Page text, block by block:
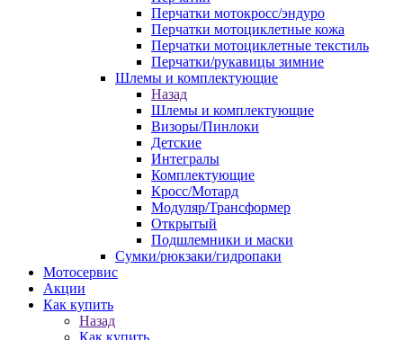
Перчатки мотокросс/эндуро
Перчатки мотоциклетные кожа
Перчатки мотоциклетные текстиль
Перчатки/рукавицы зимние
Шлемы и комплектующие
Назад
Шлемы и комплектующие
Визоры/Пинлоки
Детские
Интегралы
Комплектующие
Кросс/Мотард
Модуляр/Трансформер
Открытый
Подшлемники и маски
Сумки/рюкзаки/гидропаки
Мотосервис
Акции
Как купить
Назад
Как купить